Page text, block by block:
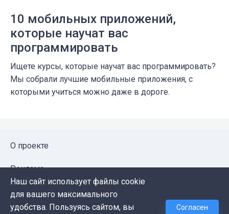
10 мобильных приложений,
которые научат вас
программировать
Ищете курсы, которые научат вас программировать?
Мы собрали лучшие мобильные приложения, с
которыми учиться можно даже в дороге.
О проекте
Реклама
Публичная оферта
Наш сайт использует файлы cookie
для вашего максимального
удобства. Пользуясь сайтом, вы
Согласен